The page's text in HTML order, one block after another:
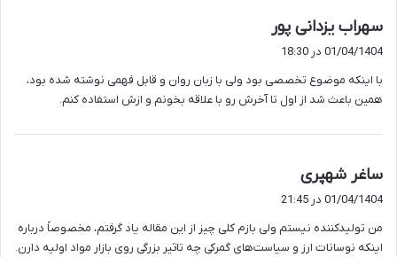
سهراب یزدانی پور
:
01/04/1404 در 18:30
با اینکه موضوع تخصصی بود ولی با زبان روان و قابل فهمی نوشته شده بود،
همین باعث شد از اول تا آخرش رو با علاقه بخونم و ازش استفاده کنم.
ساغر شهپری
ف
:
01/04/1404 در 21:45
من تولیدکننده نیستم ولی بازم کلی چیز از این مقاله یاد گرفتم، مخصوصاً درباره
اینکه نوسانات ارز و سیاست‌های گمرکی چه تاثیر بزرگی روی بازار مواد اولیه دارن.